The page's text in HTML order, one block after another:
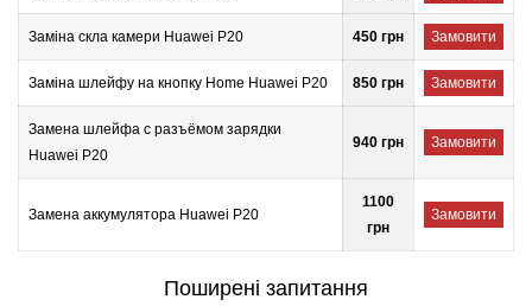
Заміна скла камери Huawei P20 450 грн Замовити
Заміна шлейфу на кнопку Home Huawei P20 850 грн Замовити
Замена шлейфа с разъёмом зарядки
Huawei P20
940 грн Замовити
Замена аккумулятора Huawei P20
1100
грн
Замовити
Поширені запитання